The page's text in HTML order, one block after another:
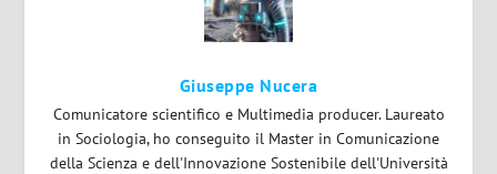
Giuseppe Nucera
Comunicatore scientifico e Multimedia producer. Laureato
in Sociologia, ho conseguito il Master in Comunicazione
della Scienza e dell'Innovazione Sostenibile dell'Università